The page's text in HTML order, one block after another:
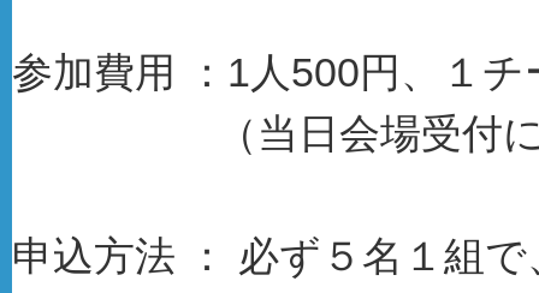
参加費用 ：1人500円、１チ
（当日会場受付にて
申込方法 ： 必ず５名１組